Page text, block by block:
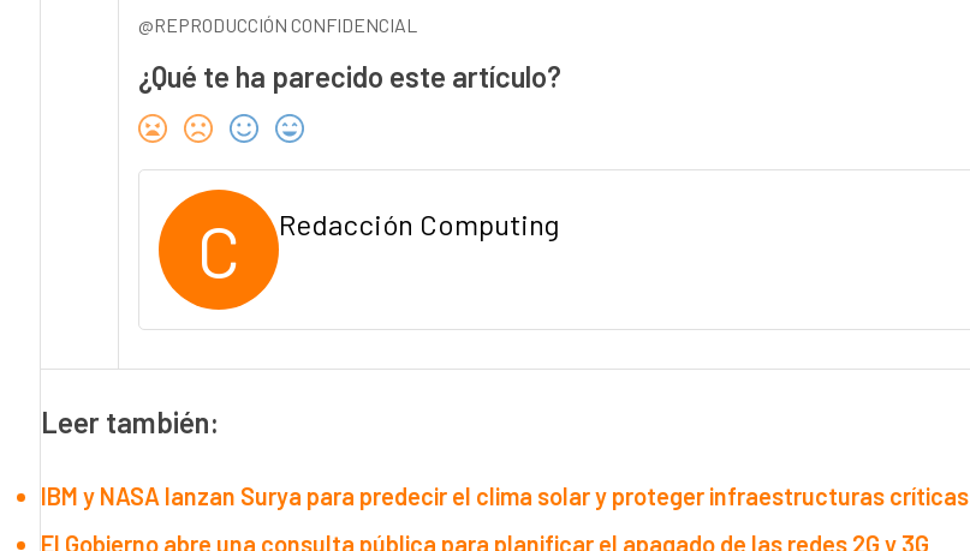
@REPRODUCCIÓN CONFIDENCIAL
¿Qué te ha parecido este artículo?
C Redacción Computing
Leer también:
IBM y NASA lanzan Surya para predecir el clima solar y proteger infraestructuras críticas
El Gobierno abre una consulta pública para planificar el apagado de las redes 2G y 3G